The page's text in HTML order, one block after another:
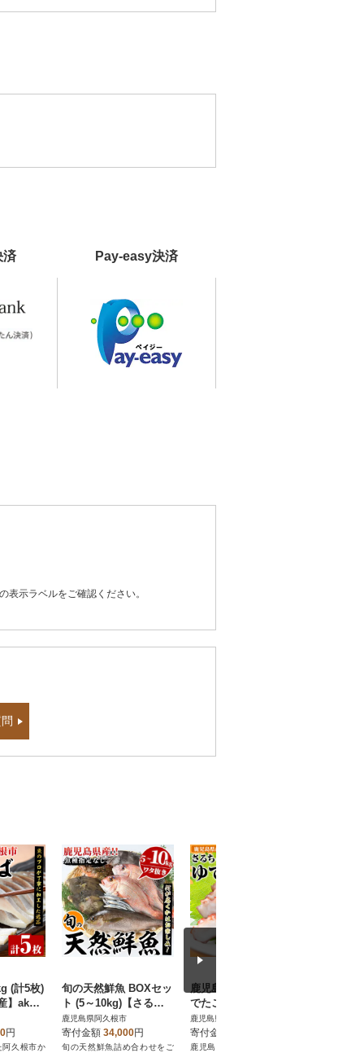
済 Pay-easy決済
示ラベルをご確認ください。
(計5枚)
】akn0
円
阿久根市か
旬の天然鮮魚 BOXセッ
ト (5～10kg)【さるが
く水産】akn028-29
鹿児島県阿久根市
寄付金額 34,000円
旬の天然鮮魚詰め合わせをご
鹿児島県産地 たこのゆ
でたこ 計1kg(2～4杯)
【さるがく水産】akn0
28-19
鹿児島県阿久根市
寄付金額
鹿児島県阿久根市近海で獲れ